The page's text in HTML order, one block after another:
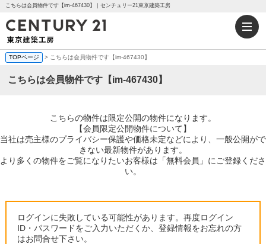
こちらは会員物件です【im-467430】｜センチュリー21東京建築工房
TOPページ > こちらは会員物件です【im-467430】
こちらは会員物件です【im-467430】
こちらの物件は限定公開の物件になります。
【会員限定公開物件について】
当社は売主様のプライバシー保護や価格未定などにより、一般公開がで
きない最新物件があります。
より多くの物件をご覧になりたいお客様は「無料会員」にご登録くださ
い。
ログインに失敗している可能性があります。再度ログイン
ID・パスワードをご入力いただくか、登録情報をお忘れの方
はお問合せ下さい。